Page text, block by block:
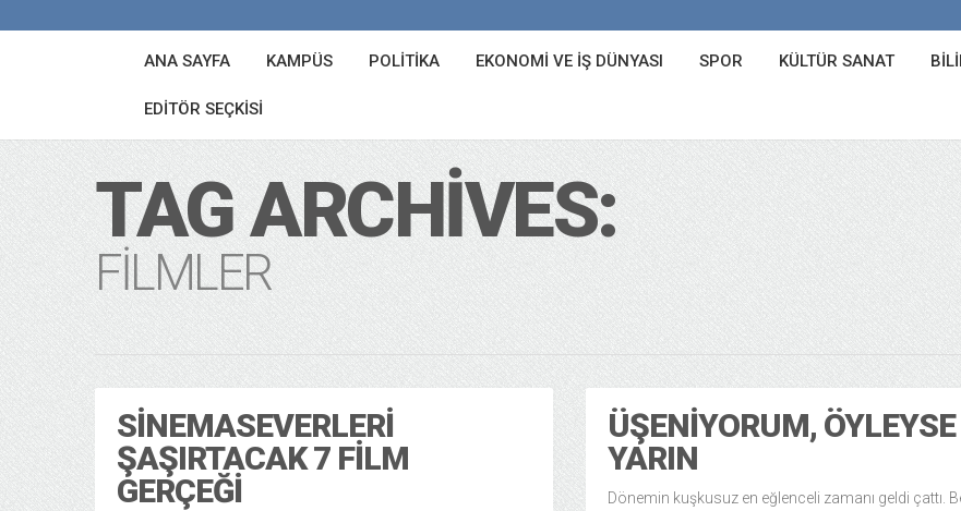
ANA SAYFA KAMPÜS POLITIKA EKONOMI VE İŞ DÜNYASI SPOR KÜLTÜR SANAT
EDITÖR SEÇKISI
TAG ARCHIVES:
FILMLER
SINEMASEVERLERI
ŞAŞIRTACAK 7 FILM
GERÇEĞI
ÜŞENIYORUM, ÖYLEYSE
YARIN
Dönemin kuşkusuz en eğlenceli zamanı geldi çattı.